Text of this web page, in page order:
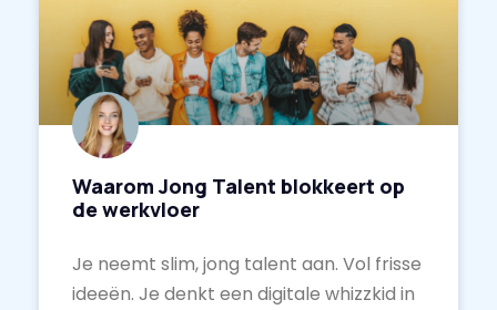
Waarom Jong Talent blokkeert op
de werkvloer
Je neemt slim, jong talent aan. Vol frisse
ideeën. Je denkt een digitale whizzkid in